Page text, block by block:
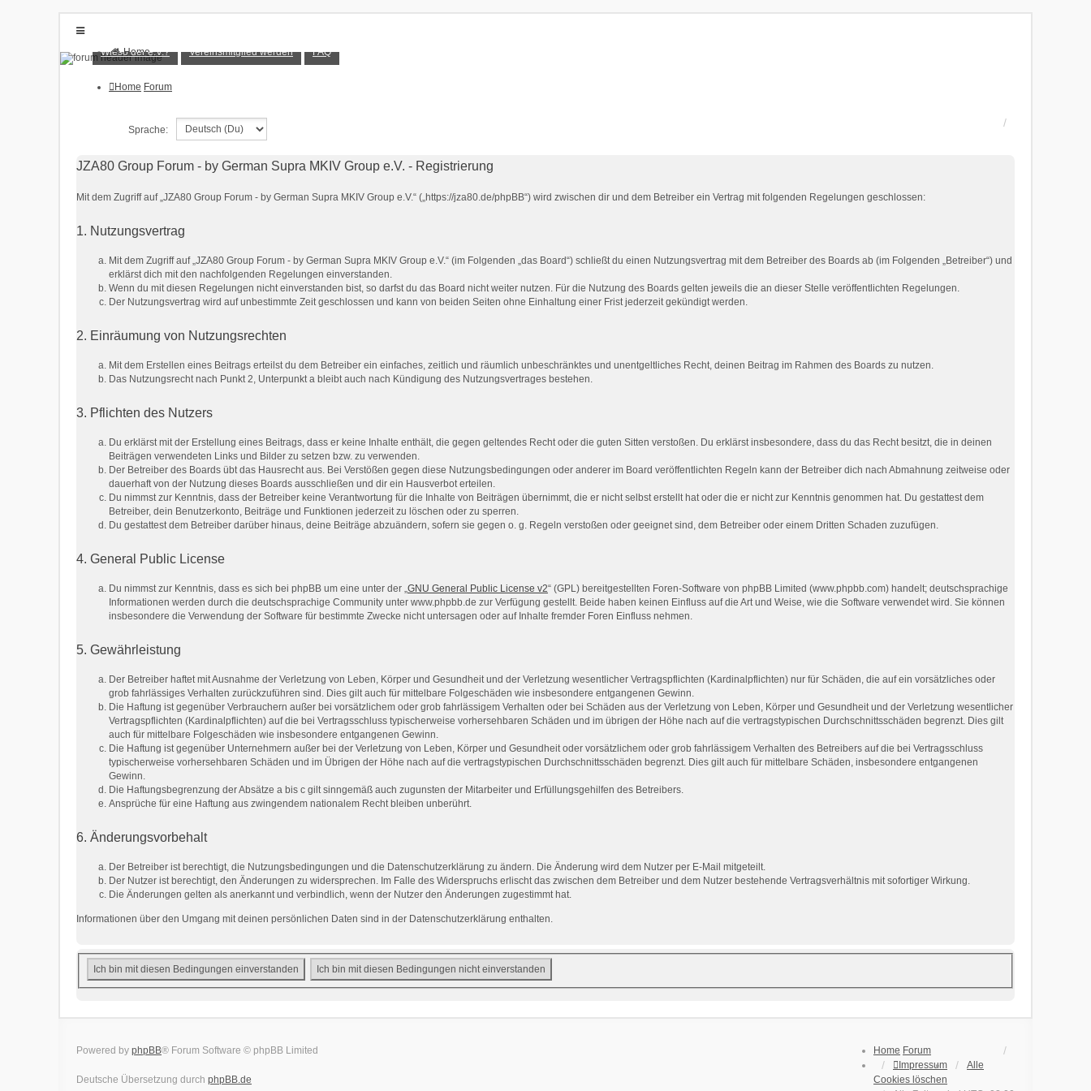
Home
Forum
Vereinsmitglied werden
Wieso der e.V.? Vereinsmitglied werden FAQ
Home Forum
Sprache:
JZA80 Group Forum - by German Supra MKIV Group e.V. - Registrierung
Mit dem Zugriff auf „JZA80 Group Forum - by German Supra MKIV Group e.V.“ („https://jza80.de/phpBB“) wird zwischen dir und dem Betreiber ein Vertrag mit folgenden Regelungen geschlossen:
1. Nutzungsvertrag
Mit dem Zugriff auf „JZA80 Group Forum - by German Supra MKIV Group e.V.“ (im Folgenden „das Board“) schließt du einen Nutzungsvertrag mit dem Betreiber des Boards ab (im Folgenden „Betreiber“) und
erklärst dich mit den nachfolgenden Regelungen einverstanden.
Wenn du mit diesen Regelungen nicht einverstanden bist, so darfst du das Board nicht weiter nutzen. Für die Nutzung des Boards gelten jeweils die an dieser Stelle veröffentlichten Regelungen.
Der Nutzungsvertrag wird auf unbestimmte Zeit geschlossen und kann von beiden Seiten ohne Einhaltung einer Frist jederzeit gekündigt werden.
2. Einräumung von Nutzungsrechten
Mit dem Erstellen eines Beitrags erteilst du dem Betreiber ein einfaches, zeitlich und räumlich unbeschränktes und unentgeltliches Recht, deinen Beitrag im Rahmen des Boards zu nutzen.
Das Nutzungsrecht nach Punkt 2, Unterpunkt a bleibt auch nach Kündigung des Nutzungsvertrages bestehen.
3. Pflichten des Nutzers
Du erklärst mit der Erstellung eines Beitrags, dass er keine Inhalte enthält, die gegen geltendes Recht oder die guten Sitten verstoßen. Du erklärst insbesondere, dass du das Recht besitzt, die in deinen
Beiträgen verwendeten Links und Bilder zu setzen bzw. zu verwenden.
Der Betreiber des Boards übt das Hausrecht aus. Bei Verstößen gegen diese Nutzungsbedingungen oder anderer im Board veröffentlichten Regeln kann der Betreiber dich nach Abmahnung zeitweise oder
dauerhaft von der Nutzung dieses Boards ausschließen und dir ein Hausverbot erteilen.
Du nimmst zur Kenntnis, dass der Betreiber keine Verantwortung für die Inhalte von Beiträgen übernimmt, die er nicht selbst erstellt hat oder die er nicht zur Kenntnis genommen hat. Du gestattest dem
Betreiber, dein Benutzerkonto, Beiträge und Funktionen jederzeit zu löschen oder zu sperren.
Du gestattest dem Betreiber darüber hinaus, deine Beiträge abzuändern, sofern sie gegen o. g. Regeln verstoßen oder geeignet sind, dem Betreiber oder einem Dritten Schaden zuzufügen.
4. General Public License
Du nimmst zur Kenntnis, dass es sich bei phpBB um eine unter der „GNU General Public License v2“ (GPL) bereitgestellten Foren-Software von phpBB Limited (www.phpbb.com) handelt; deutschsprachige
Informationen werden durch die deutschsprachige Community unter www.phpbb.de zur Verfügung gestellt. Beide haben keinen Einfluss auf die Art und Weise, wie die Software verwendet wird. Sie können
insbesondere die Verwendung der Software für bestimmte Zwecke nicht untersagen oder auf Inhalte fremder Foren Einfluss nehmen.
5. Gewährleistung
Der Betreiber haftet mit Ausnahme der Verletzung von Leben, Körper und Gesundheit und der Verletzung wesentlicher Vertragspflichten (Kardinalpflichten) nur für Schäden, die auf ein vorsätzliches oder
grob fahrlässiges Verhalten zurückzuführen sind. Dies gilt auch für mittelbare Folgeschäden wie insbesondere entgangenen Gewinn.
Die Haftung ist gegenüber Verbrauchern außer bei vorsätzlichem oder grob fahrlässigem Verhalten oder bei Schäden aus der Verletzung von Leben, Körper und Gesundheit und der Verletzung wesentlicher
Vertragspflichten (Kardinalpflichten) auf die bei Vertragsschluss typischerweise vorhersehbaren Schäden und im übrigen der Höhe nach auf die vertragstypischen Durchschnittsschäden begrenzt. Dies gilt
auch für mittelbare Folgeschäden wie insbesondere entgangenen Gewinn.
Die Haftung ist gegenüber Unternehmern außer bei der Verletzung von Leben, Körper und Gesundheit oder vorsätzlichem oder grob fahrlässigem Verhalten des Betreibers auf die bei Vertragsschluss
typischerweise vorhersehbaren Schäden und im Übrigen der Höhe nach auf die vertragstypischen Durchschnittsschäden begrenzt. Dies gilt auch für mittelbare Schäden, insbesondere entgangenen
Gewinn.
Die Haftungsbegrenzung der Absätze a bis c gilt sinngemäß auch zugunsten der Mitarbeiter und Erfüllungsgehilfen des Betreibers.
Ansprüche für eine Haftung aus zwingendem nationalem Recht bleiben unberührt.
6. Änderungsvorbehalt
Der Betreiber ist berechtigt, die Nutzungsbedingungen und die Datenschutzerklärung zu ändern. Die Änderung wird dem Nutzer per E-Mail mitgeteilt.
Der Nutzer ist berechtigt, den Änderungen zu widersprechen. Im Falle des Widerspruchs erlischt das zwischen dem Betreiber und dem Nutzer bestehende Vertragsverhältnis mit sofortiger Wirkung.
Die Änderungen gelten als anerkannt und verbindlich, wenn der Nutzer den Änderungen zugestimmt hat.
Informationen über den Umgang mit deinen persönlichen Daten sind in der Datenschutzerklärung enthalten.
Home Forum
Impressum
Alle
Cookies löschen
Powered by phpBB® Forum Software © phpBB Limited
Deutsche Übersetzung durch phpBB.de